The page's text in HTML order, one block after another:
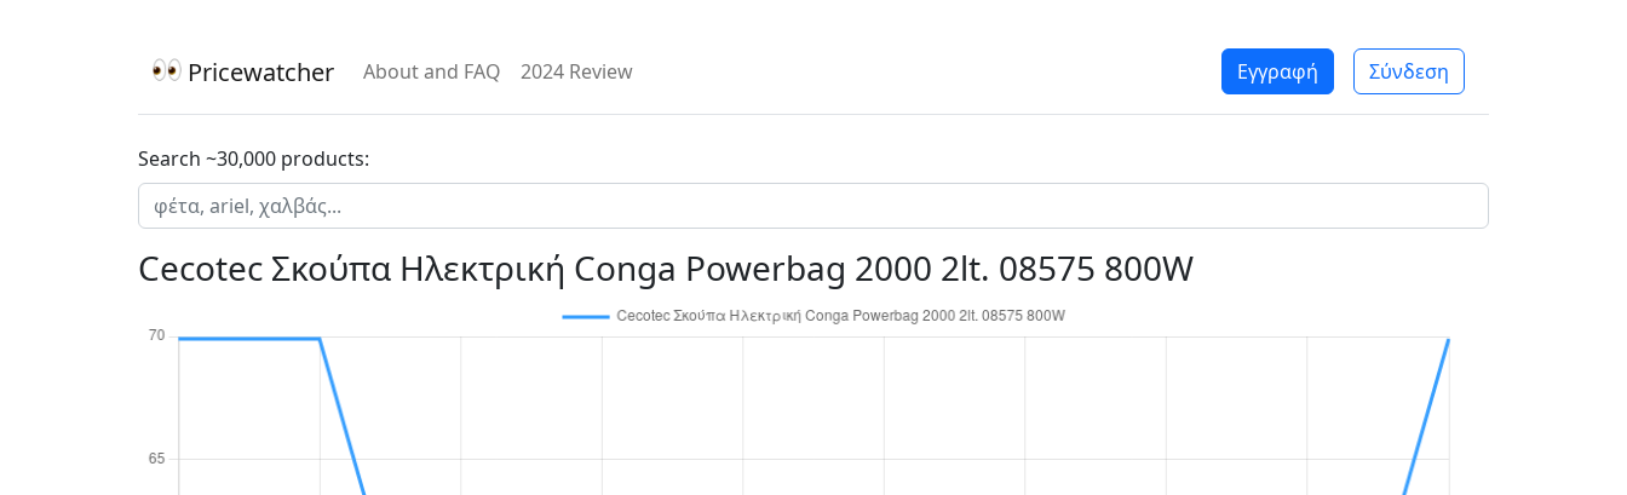
Pricewatcher About and FAQ 2024 Review Εγγραφή Σύνδεση
Search ~30,000 products:
Cecotec Σκούπα Ηλεκτρική Conga Powerbag 2000 2lt. 08575 800W